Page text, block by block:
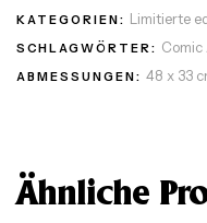
KATEGORIEN: Limitierte
SCHLAGWÖRTER: Comic
ABMESSUNGEN: 48 x 33
Ähnliche